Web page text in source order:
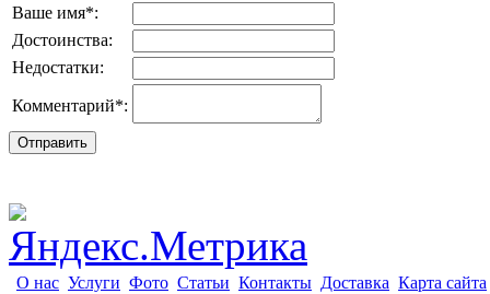
Ваше имя*:
Достоинства:
Недостатки:
Комментарий*:
О нас Услуги Фото Статьи Контакты Доставка Карта сайта